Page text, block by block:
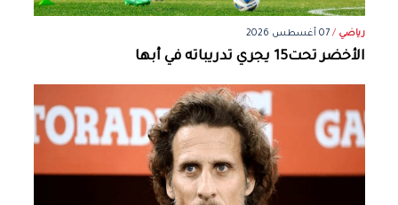
رياضي /07 أغسطس 2026
الأخضر تحت15 يجري تدريباته في أبها